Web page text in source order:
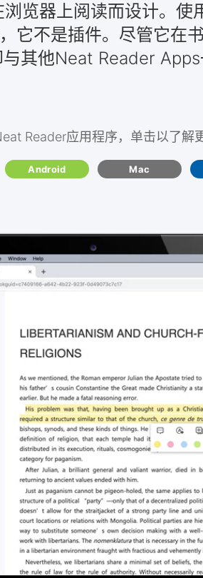
览器上阅读而设计。使
它不是插件。尽管它在
其他Neat Reader Apps
Reader应用程序，单击以了解
Android Mac